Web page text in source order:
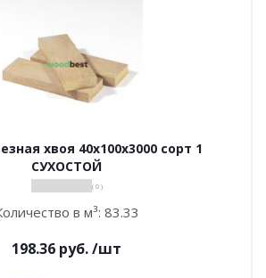
хвоя 40х100х3000 сорт 1
СУХОСТОЙ
( 0 )
в м³: 83.33
198.36 руб./шт